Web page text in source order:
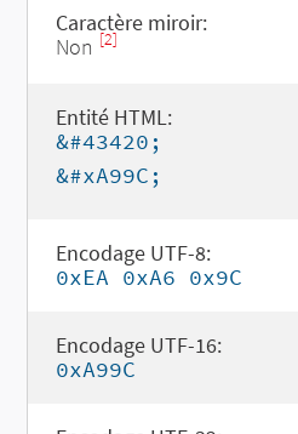
Caractère miroir:
Non [2]
Entité HTML:
&#43420;
&#xA99C;
Encodage UTF-8:
0xEA 0xA6 0x9C
Encodage UTF-16:
0xA99C